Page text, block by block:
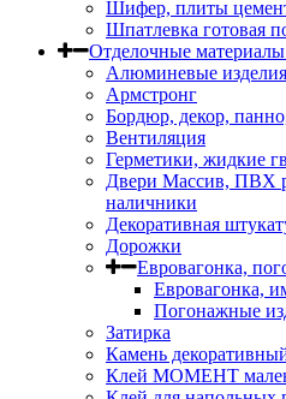
Шифер, плиты
Шпатлевка готовая
Отделочные
Алюминевые изделия
Армстронг
Бордюр, декор,
Вентиляция
Герметики, жидкие
Двери Массив, ПВХ
наличники
Декоративная
Дорожки
Евровагонка,
Евровагонка,
Погонажные
Затирка
Камень
Клей МОМЕНТ